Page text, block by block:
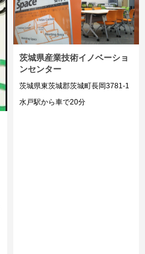
茨城県産業技術イノベーショ
ンセンター
茨城県東茨城郡茨城町長岡3781-1
水戸駅から車で20分